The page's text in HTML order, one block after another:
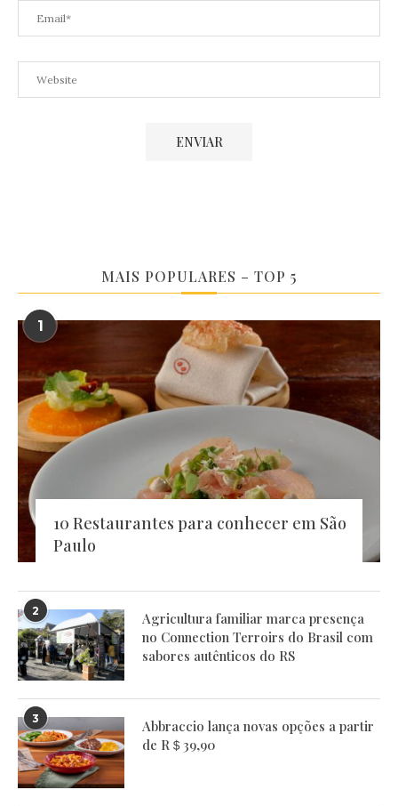
MAIS POPULARES – TOP 5
1
10 Restaurantes para conhecer em São
Paulo
2
Agricultura familiar marca presença
no Connection Terroirs do Brasil com
sabores autênticos do RS
3
Abbraccio lança novas opções a partir
de R＄39,90